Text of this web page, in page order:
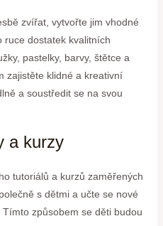
zvířat, vytvořte jim vhodné
dostatek kvalitních
pastelky, barvy, štětce a
zajistěte klidné a kreativní
a soustředit se na svou
a kurzy
tutoriálů a kurzů zaměřených
s dětmi a učte se nové
způsobem se děti budou